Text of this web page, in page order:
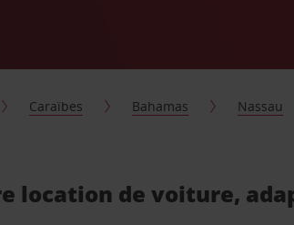
Caraïbes Bahamas Nassau
location de voiture,